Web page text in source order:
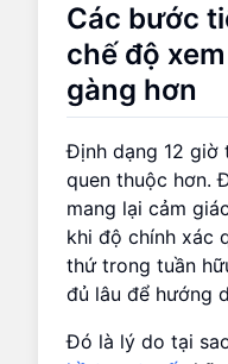
Các bước
chế độ
gàng hơn
Định dạng 12 giờ
quen thuộc hơn.
mang lại cảm
khi độ chính xác
thứ trong tuần
đủ lâu để hướng
Đó là lý do tại